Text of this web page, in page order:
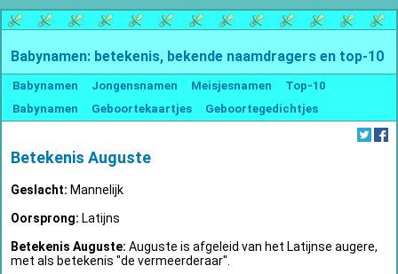
Babynamen: betekenis, bekende naamdragers en top-10
Babynamen Jongensnamen Meisjesnamen
Top-10
Babynamen
Geboortekaartjes Geboortegedichtjes
Betekenis Auguste
Geslacht: Mannelijk
Oorsprong: Latijns
Betekenis Auguste: Auguste is afgeleid van het Latijnse augere,
met als betekenis "de vermeerderaar".